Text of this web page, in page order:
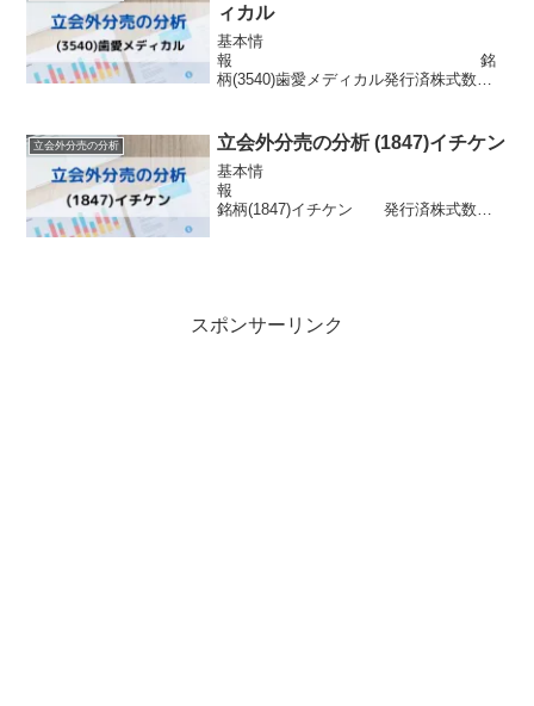
ィカル
基本情
報 銘
柄(3540)歯愛メディカル発行済株式数
金5円目的スタンダード市場の上場維持基
準適合株主優待3000円分の...
立会外分売の分析 立会外分売の分析 (1847)イチケン
基本情
報
銘柄(1847)イチケン 発行済株式数
スポンサーリンク